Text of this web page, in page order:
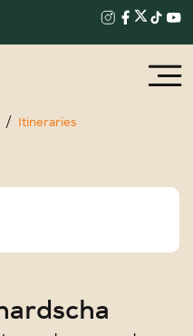
Itineraries